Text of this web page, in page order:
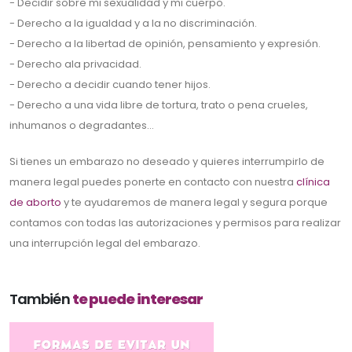
- Derecho a la igualdad y a la no discriminación.
- Derecho a la libertad de opinión, pensamiento y expresión.
- Derecho ala privacidad.
- Derecho a decidir cuando tener hijos.
- Derecho a una vida libre de tortura, trato o pena crueles,
inhumanos o degradantes…
Si tienes un embarazo no deseado y quieres interrumpirlo de
manera legal puedes ponerte en contacto con nuestra clínica
de aborto y te ayudaremos de manera legal y segura porque
contamos con todas las autorizaciones y permisos para realizar
una interrupción legal del embarazo.
Tambiénte puede interesar